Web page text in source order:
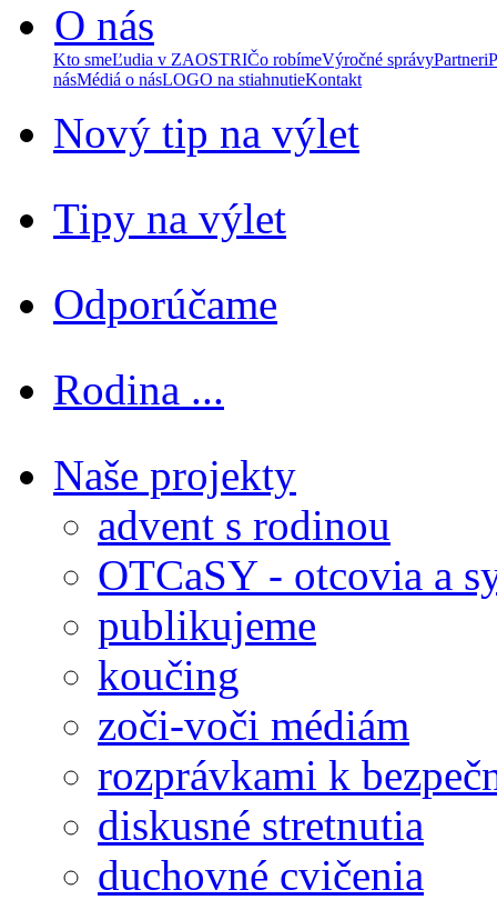
O nás
Kto smeĽudia v ZAOSTRIČo robímeVýročné správyPartneri
násMédiá o násLOGO na stiahnutieKontakt
Nový tip na výlet
Tipy na výlet
Odporúčame
Rodina ...
Naše projekty
advent s rodinou
OTCaSY - otcovia a
publikujeme
koučing
zoči-voči médiám
rozprávkami k
diskusné stretnutia
duchovné cvičenia